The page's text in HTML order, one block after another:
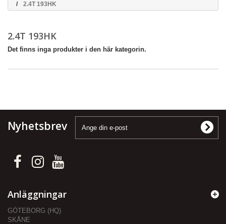
2.4T 193HK
2.4T 193HK
Det finns inga produkter i den här kategorin.
Nyhetsbrev
Anläggningar
GÖTEBORG (HQ)
SKÅNE